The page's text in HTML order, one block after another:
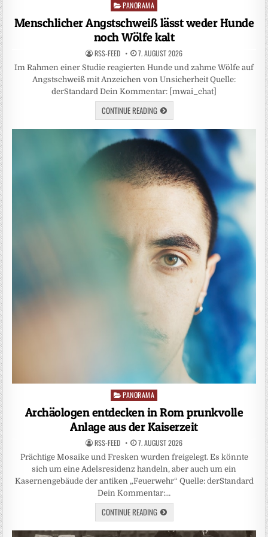
Posted
PANORAMA
Menschlicher Angstschweiß lässt weder Hunde
noch Wölfe kalt
RSS-FEED 7. AUGUST 2026
Im Rahmen einer Studie reagierten Hunde und zahme Wölfe auf
Angstschweiß mit Anzeichen von Unsicherheit Quelle:
derStandard Dein Kommentar: [mwai_chat]
CONTINUE READING
Posted
in
PANORAMA
Archäologen entdecken in Rom prunkvolle
Anlage aus der Kaiserzeit
RSS-FEED 7. AUGUST 2026
Prächtige Mosaike und Fresken wurden freigelegt. Es könnte
sich um eine Adelsresidenz handeln, aber auch um ein
Kasernengebäude der antiken „Feuerwehr“ Quelle: derStandard
Dein Kommentar:…
CONTINUE READING